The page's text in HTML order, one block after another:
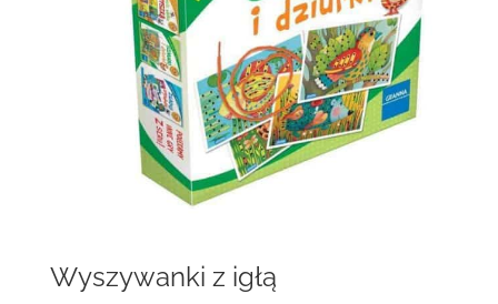
Wyszywanki z igłą